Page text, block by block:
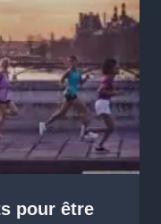
pour être